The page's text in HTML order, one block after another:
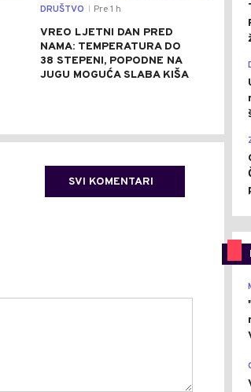
DRUŠTVO Pre 1 h
VREO LJETNI DAN PRED
NAMA: TEMPERATURA DO
38 STEPENI, POPODNE NA
JUGU MOGUĆA SLABA KIŠA
SVI KOMENTARI